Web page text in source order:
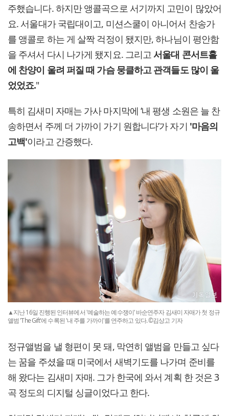
주했습니다. 하지만 앵콜곡으로 서기까지 고민이 많았어
요. 서울대가 국립대이고, 미션스쿨이 아니어서 찬송가
를 앵콜로 하는 게 살짝 걱정이 됐지만, 하나님이 평안함
을 주셔서 다시 나가게 됐지요. 그리고서울대 콘서트홀
에 찬양이 울려 퍼질 때 가슴 뭉클하고 관객들도 많이 울
었었죠."
특히 김새미 자매는 가사 마지막에 ‘내 평생 소원은 늘 찬
송하면서 주께 더 가까이 가기 원합니다’가 자기 '마음의
고백'이라고 간증했다.
▲지난 16일 진행된 인터뷰에서 '예술하는 예수쟁이' 바순연주자 김새미 자매가 첫 정규
앨범 'The Gift'에 수록된 '내 주를 가까이'를 연주하고 있다. ©김상고 기자
정규앨범을 낼 형편이 못 돼, 막연히 앨범을 만들고 싶다
는 꿈을 주셨을 때 미국에서 새벽기도를 나가며 준비를
해 왔다는 김새미 자매. 그가 한국에 와서 계획 한 것은 3
곡 정도의 디지털 싱글이었다고 한다.